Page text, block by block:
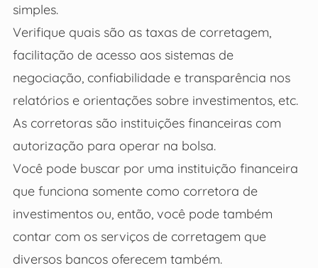
simples.
Verifique quais são as taxas de corretagem,
facilitação de acesso aos sistemas de
negociação, confiabilidade e transparência nos
relatórios e orientações sobre investimentos, etc.
As corretoras são instituições financeiras com
autorização para operar na bolsa.
Você pode buscar por uma instituição financeira
que funciona somente como corretora de
investimentos ou, então, você pode também
contar com os serviços de corretagem que
diversos bancos oferecem também.